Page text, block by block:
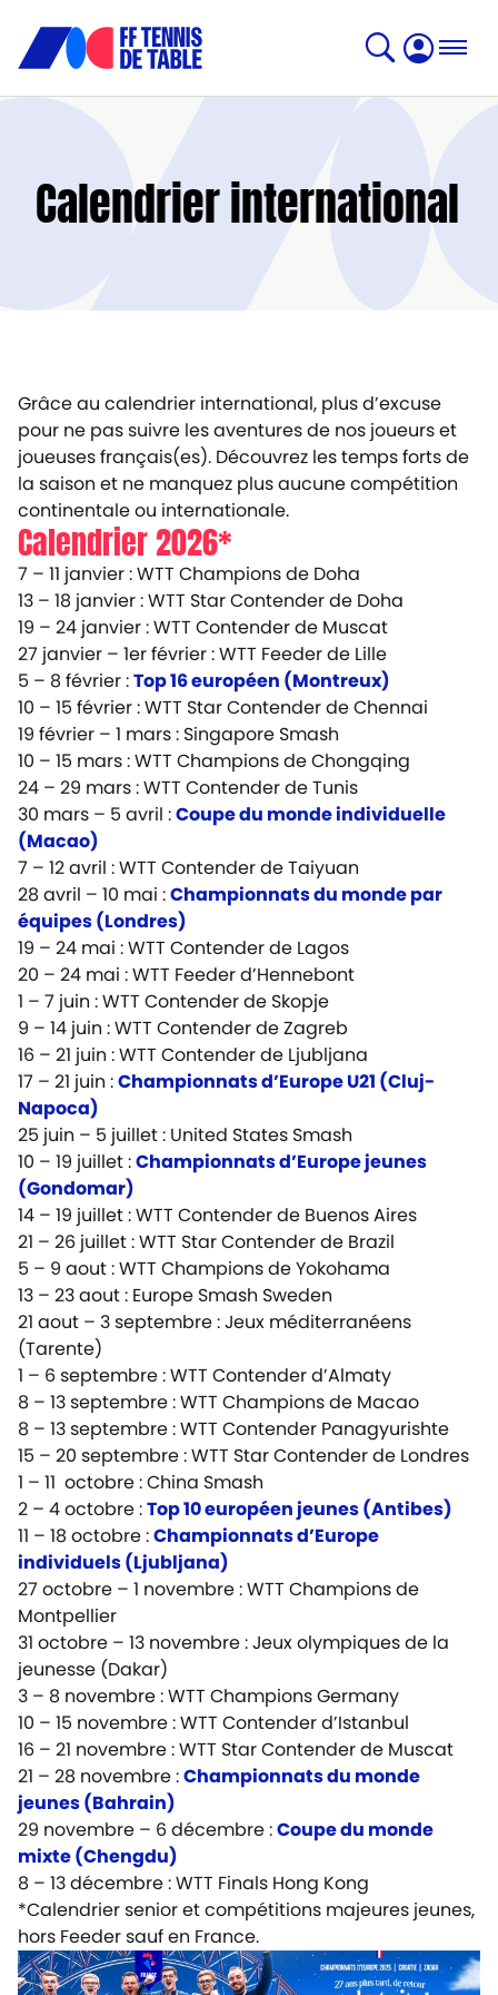
Calendrier international
Grâce au calendrier international, plus d’excuse
pour ne pas suivre les aventures de nos joueurs et
joueuses français(es). Découvrez les temps forts de
la saison et ne manquez plus aucune compétition
continentale ou internationale.
Calendrier 2026*
7 – 11 janvier : WTT Champions de Doha
13 – 18 janvier : WTT Star Contender de Doha
19 – 24 janvier : WTT Contender de Muscat
27 janvier – 1er février : WTT Feeder de Lille
5 – 8 février :Top 16 européen (Montreux)
10 – 15 février : WTT Star Contender de Chennai
19 février – 1 mars : Singapore Smash
10 – 15 mars : WTT Champions de Chongqing
24 – 29 mars : WTT Contender de Tunis
30 mars – 5 avril :Coupe du monde individuelle
(Macao)
7 – 12 avril : WTT Contender de Taiyuan
28 avril – 10 mai :Championnats du monde par
équipes (Londres)
19 – 24 mai : WTT Contender de Lagos
20 – 24 mai : WTT Feeder d’Hennebont
1 – 7 juin : WTT Contender de Skopje
9 – 14 juin : WTT Contender de Zagreb
16 – 21 juin : WTT Contender de Ljubljana
17 – 21 juin :Championnats d’Europe U21 (Cluj-
Napoca)
25 juin – 5 juillet : United States Smash
10 – 19 juillet :Championnats d’Europe jeunes
(Gondomar)
14 – 19 juillet : WTT Contender de Buenos Aires
21 – 26 juillet : WTT Star Contender de Brazil
5 – 9 aout : WTT Champions de Yokohama
13 – 23 aout : Europe Smash Sweden
21 aout – 3 septembre :Jeux méditerranéens
(Tarente)
1 – 6 septembre : WTT Contender d’Almaty
8 – 13 septembre : WTT Champions de Macao
8 – 13 septembre : WTT Contender Panagyurishte
15 – 20 septembre : WTT Star Contender de Londres
1 – 11 octobre : China Smash
2 – 4 octobre :Top 10 européen jeunes (Antibes)
11 – 18 octobre :Championnats d’Europe
individuels (Ljubljana)
27 octobre – 1 novembre : WTT Champions de
Montpellier
31 octobre – 13 novembre :Jeux olympiques de la
jeunesse (Dakar)
3 – 8 novembre : WTT Champions Germany
10 – 15 novembre : WTT Contender d’Istanbul
16 – 21 novembre : WTT Star Contender de Muscat
21 – 28 novembre :Championnats du monde
jeunes (Bahrain)
29 novembre – 6 décembre :Coupe du monde
mixte (Chengdu)
8 – 13 décembre : WTT Finals Hong Kong
*Calendrier senior et compétitions majeures jeunes,
hors Feeder sauf en France.